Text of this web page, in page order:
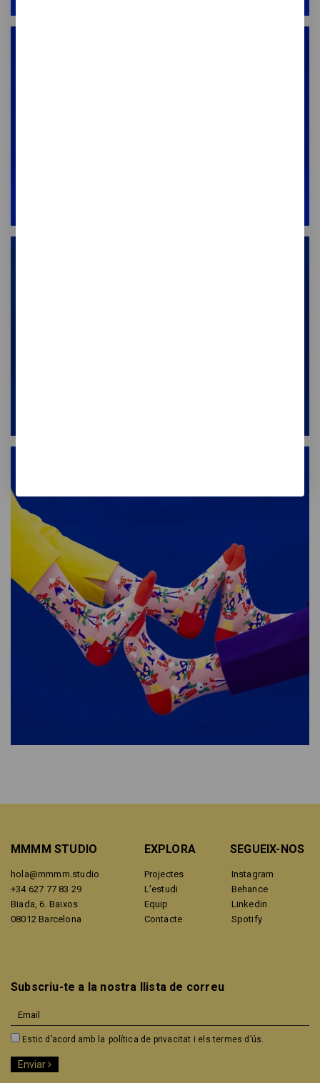
MMMM STUDIO
hola@mmmm.studio
+34 627 77 83 29
Biada, 6. Baixos
08012 Barcelona
EXPLORA
Projectes
L’estudi
Equip
Contacte
SEGUEIX-NOS
Instagram
Behance
Linkedin
Spotify
Subscriu-te a la nostra llista de correu
Estic d’acord amb la política de privacitat i els termes d’ús.
Enviar